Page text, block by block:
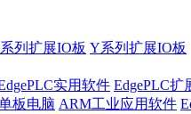
列扩展IO板 Y系列扩展IO板
实用软件 EdgePLC扩
板电脑 ARM工业应用软件